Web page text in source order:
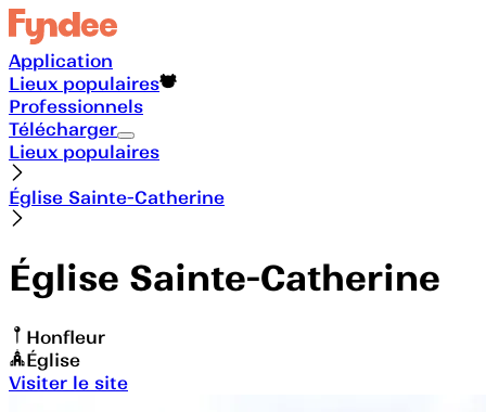
Application
Lieux populaires
Professionnels
Télécharger
Lieux populaires
Église Sainte-Catherine
Église Sainte-Catherine
Honfleur
Église
Visiter le site